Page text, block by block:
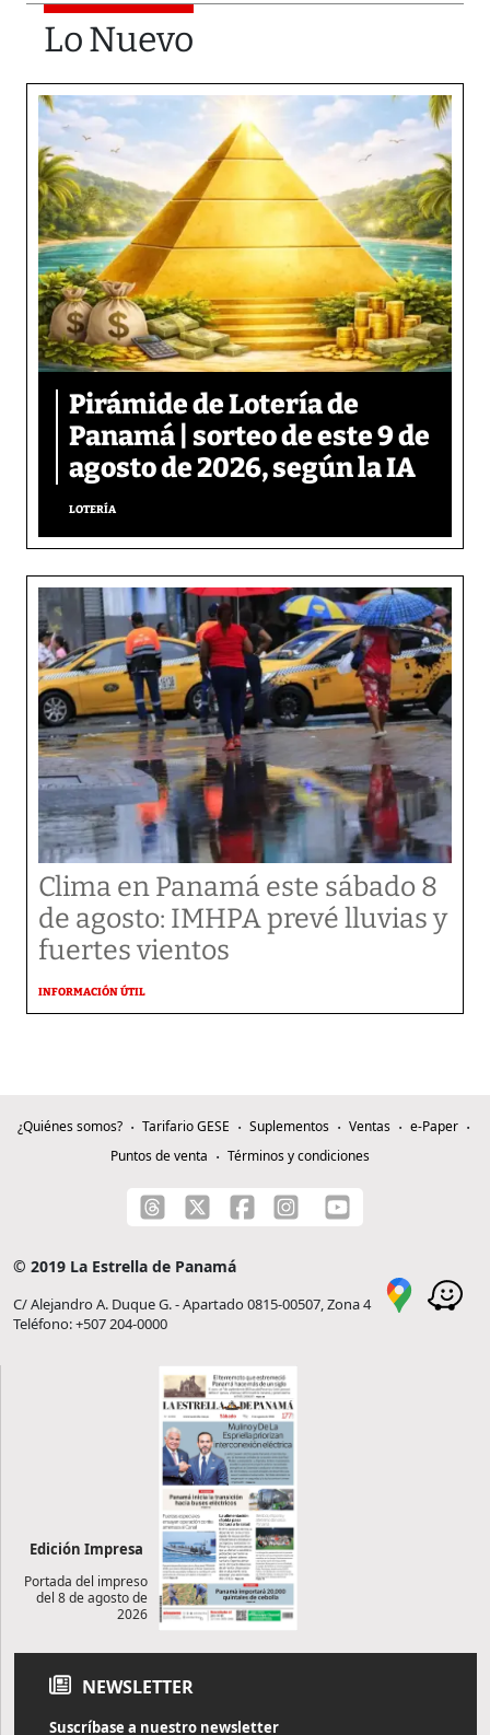
Lo Nuevo
Pirámide de Lotería de
Panamá | sorteo de este 9 de
agosto de 2026, según la IA
LOTERÍA
Clima en Panamá este sábado 8
de agosto: IMHPA prevé lluvias y
fuertes vientos
INFORMACIÓN ÚTIL
¿Quiénes somos? Tarifario GESE Suplementos Ventas
e-Paper
Puntos de venta
Términos y condiciones
© 2019 La Estrella de Panamá
C/ Alejandro A. Duque G. - Apartado 0815-00507, Zona 4
Teléfono: +507 204-0000
Edición Impresa
Portada del impreso
del 8 de agosto de
2026
NEWSLETTER
Suscríbase a nuestro newsletter